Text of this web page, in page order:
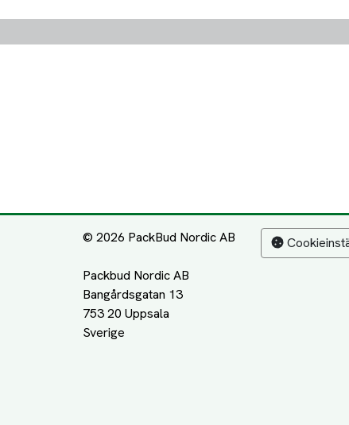
© 2026 PackBud Nordic AB
Packbud Nordic AB
Bangårdsgatan 13
753 20 Uppsala